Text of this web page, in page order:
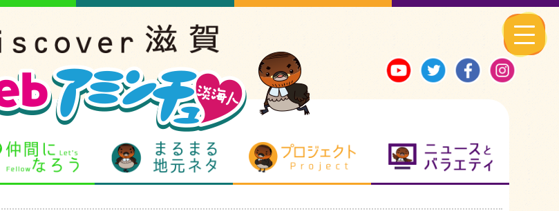
仲間になろう まるまる地元ネタ プロジェクト